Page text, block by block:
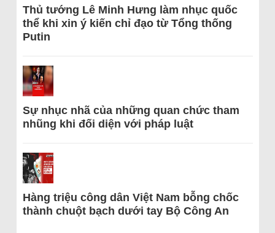
Thủ tướng Lê Minh Hưng làm nhục quốc
thể khi xin ý kiến chỉ đạo từ Tổng thống
Putin
Sự nhục nhã của những quan chức tham
nhũng khi đối diện với pháp luật
Hàng triệu công dân Việt Nam bỗng chốc
thành chuột bạch dưới tay Bộ Công An